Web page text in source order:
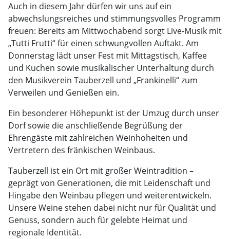
Auch in diesem Jahr dürfen wir uns auf ein
abwechslungsreiches und stimmungsvolles Programm
freuen: Bereits am Mittwochabend sorgt Live-Musik mit
„Tutti Frutti“ für einen schwungvollen Auftakt. Am
Donnerstag lädt unser Fest mit Mittagstisch, Kaffee
und Kuchen sowie musikalischer Unterhaltung durch
den Musikverein Tauberzell und „Frankinelli“ zum
Verweilen und Genießen ein.
Ein besonderer Höhepunkt ist der Umzug durch unser
Dorf sowie die anschließende Begrüßung der
Ehrengäste mit zahlreichen Weinhoheiten und
Vertretern des fränkischen Weinbaus.
Tauberzell ist ein Ort mit großer Weintradition –
geprägt von Generationen, die mit Leidenschaft und
Hingabe den Weinbau pflegen und weiterentwickeln.
Unsere Weine stehen dabei nicht nur für Qualität und
Genuss, sondern auch für gelebte Heimat und
regionale Identität.